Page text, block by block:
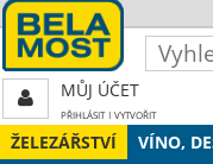
ŽELEZÁŘSTVÍ VÍNO,
MŮJ ÚČET
PŘIHLÁSIT| VYTVOŘIT